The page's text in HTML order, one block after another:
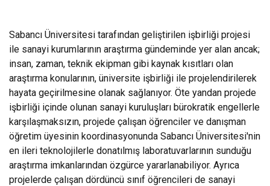
Sabancı Üniversitesi tarafından geliştirilen işbirliği projesi
ile sanayi kurumlarının araştırma gündeminde yer alan ancak;
insan, zaman, teknik ekipman gibi kaynak kısıtları olan
araştırma konularının, üniversite işbirliği ile projelendirilerek
hayata geçirilmesine olanak sağlanıyor. Öte yandan projede
işbirliği içinde olunan sanayi kuruluşları bürokratik engellerle
karşılaşmaksızın, projede çalışan öğrenciler ve danışman
öğretim üyesinin koordinasyonunda Sabancı Üniversitesi'nin
en ileri teknolojilerle donatılmış laboratuvarlarının sunduğu
araştırma imkanlarından özgürce yararlanabiliyor. Ayrıca
projelerde çalışan dördüncü sınıf öğrencileri de sanayi